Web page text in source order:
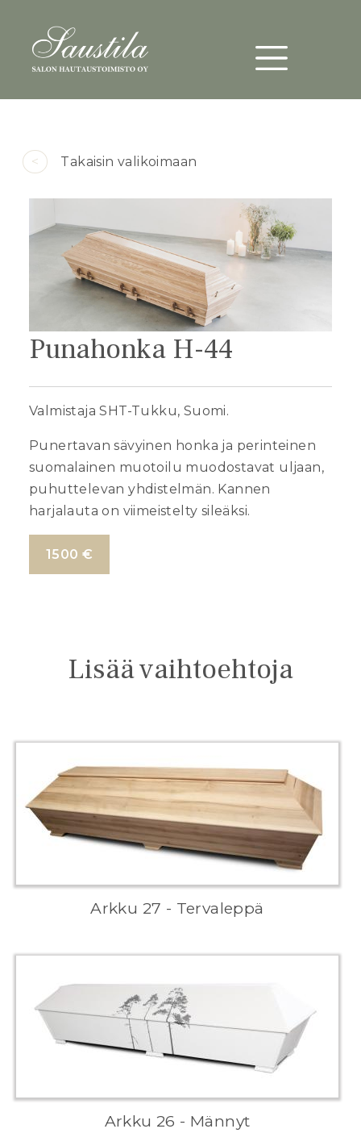
Päävalikko
< Takaisin valikoimaan
Punahonka H-44
Valmistaja SHT-Tukku, Suomi.
Punertavan sävyinen honka ja perinteinen
suomalainen muotoilu muodostavat uljaan,
puhuttelevan yhdistelmän. Kannen
harjalauta on viimeistelty sileäksi.
1500 €
Lisää vaihtoehtoja
Arkku 27 - Tervaleppä
Arkku 26 - Männyt